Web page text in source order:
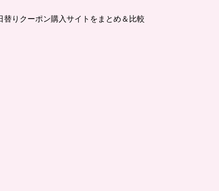
りクーポン購入サイトをまとめ＆比較